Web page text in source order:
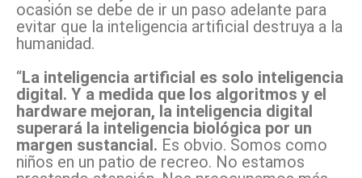
ocasión se debe de ir un paso adelante para
evitar que la inteligencia artificial destruya a la
humanidad.
“La inteligencia artificial es solo inteligencia
digital. Y a medida que los algoritmos y el
hardware mejoran, la inteligencia digital
superará la inteligencia biológica por un
margen sustancial. Es obvio. Somos como
niños en un patio de recreo. No estamos